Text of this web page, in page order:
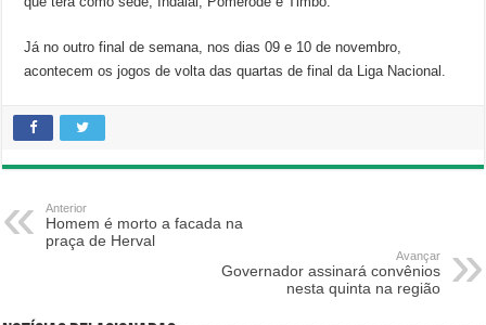
Já no outro final de semana, nos dias 09 e 10 de novembro,
acontecem os jogos de volta das quartas de final da Liga Nacional.
Anterior
Homem é morto a facada na
praça de Herval
Avançar
Governador assinará convênios
nesta quinta na região